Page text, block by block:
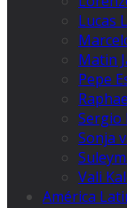
Lucas
Matin
Pepe
Sergio
Sonja
Vali
América